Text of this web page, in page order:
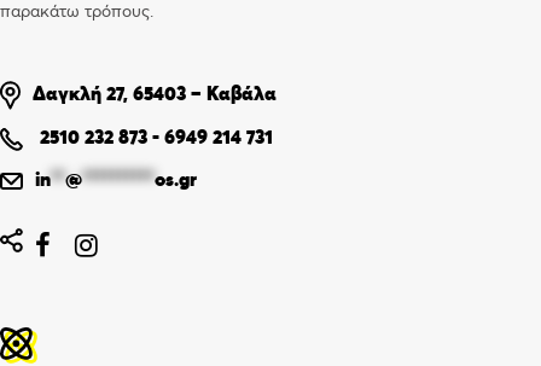
παρακάτω τρόπους.
Δαγκλή 27, 65403 – Καβάλα
2510 232 873 - 6949 214 731
in**@**********os.gr
 